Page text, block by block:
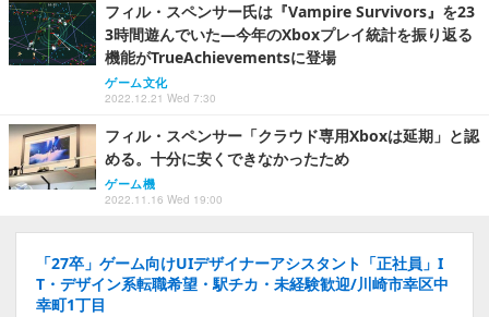
フィル・スペンサー氏は『Vampire Survivors』を23
3時間遊んでいた―今年のXboxプレイ統計を振り返る
機能がTrueAchievementsに登場
ゲーム文化
2022.12.21 Wed 7:30
フィル・スペンサー「クラウド専用Xboxは延期」と認
める。十分に安くできなかったため
ゲーム機
2022.11.16 Wed 19:00
「27卒」ゲーム向けUIデザイナーアシスタント「正社員」I
T・デザイン系転職希望・駅チカ・未経験歓迎/川崎市幸区中
幸町1丁目